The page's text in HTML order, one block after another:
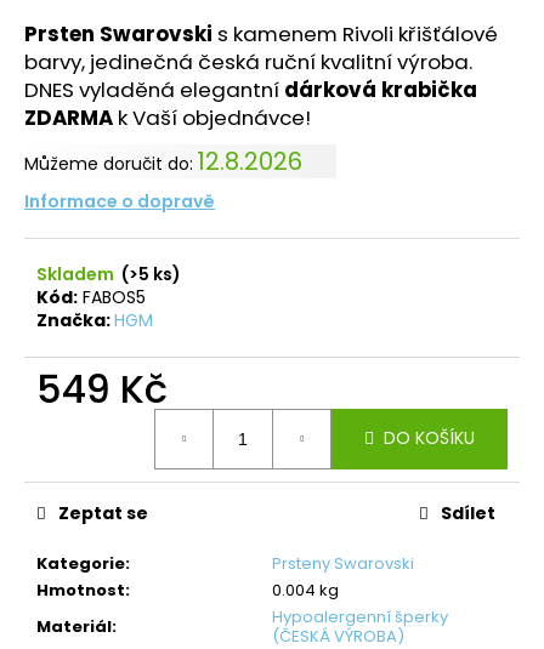
hvězdiček.
Prsten Swarovski s kamenem Rivoli křišťálové
barvy, jedinečná česká ruční kvalitní výroba.
DNES vyladěná elegantní dárková krabička
ZDARMA k Vaší objednávce!
Můžeme doručit do: 12.8.2026
Informace o dopravě
Skladem (>5 ks)
Kód: FABOS5
Značka:HGM
549 Kč
DO KOŠÍKU
Kategorie:
Prsteny Swarovski
Hmotnost:
0.004 kg
Materiál:
Hypoalergenní šperky
(ČESKÁ VÝROBA)
Zeptat se Sdílet
j
e
m
e
PRSTEN
HVĚZDA
S
ŠATONY
SWAROVSKI
330
Kč